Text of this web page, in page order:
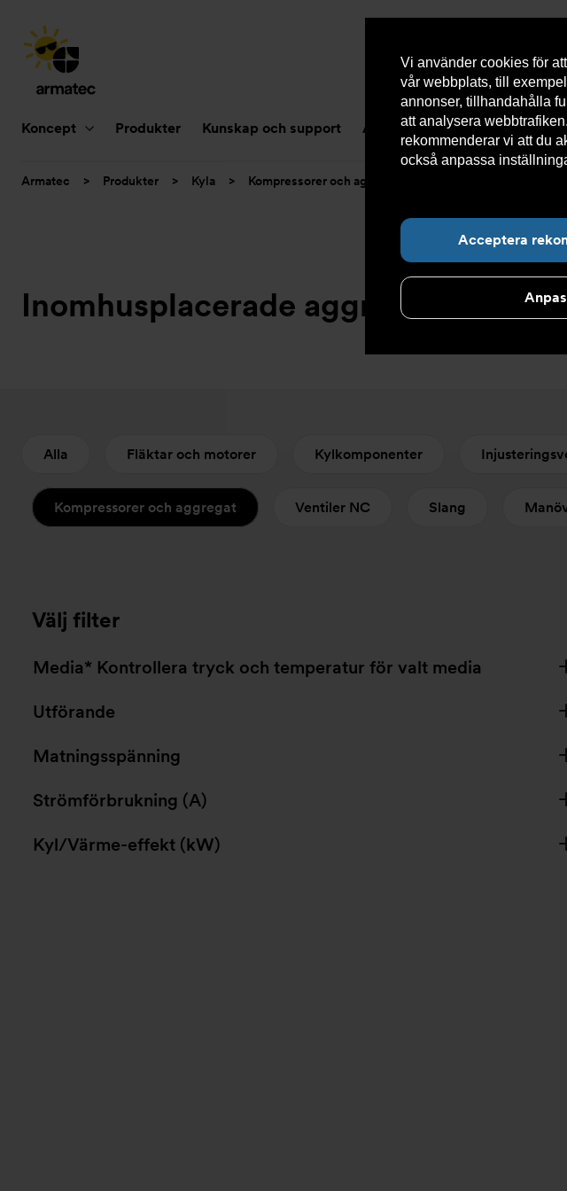
Vi använder cookies för
vår webbplats, till
annonser, tillhandahålla
att analysera
rekommenderar vi att du
också anpassa
Acceptera
Koncept Produkter Kunskap och support Aktuellt Om Armatec
Du
Armatec > Produkter > Kyla > Kompressorer och aggregat
Inomhusplacerade aggregat
Alla Fläktar och motorer Kylkomponenter
Kompressorer och aggregat Ventiler NC Slang
Välj filter
Media* Kontrollera tryck och temperatur för valt media
Utförande
Matningsspänning
Strömförbrukning (A)
Kyl/Värme-effekt (kW)